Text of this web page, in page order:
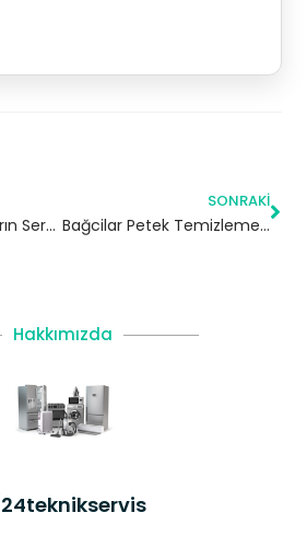
Güngören Arçelik Fırın Servisi
SONRAKI
Bağcilar Petek Temizleme | İstanbul
Hakkımızda